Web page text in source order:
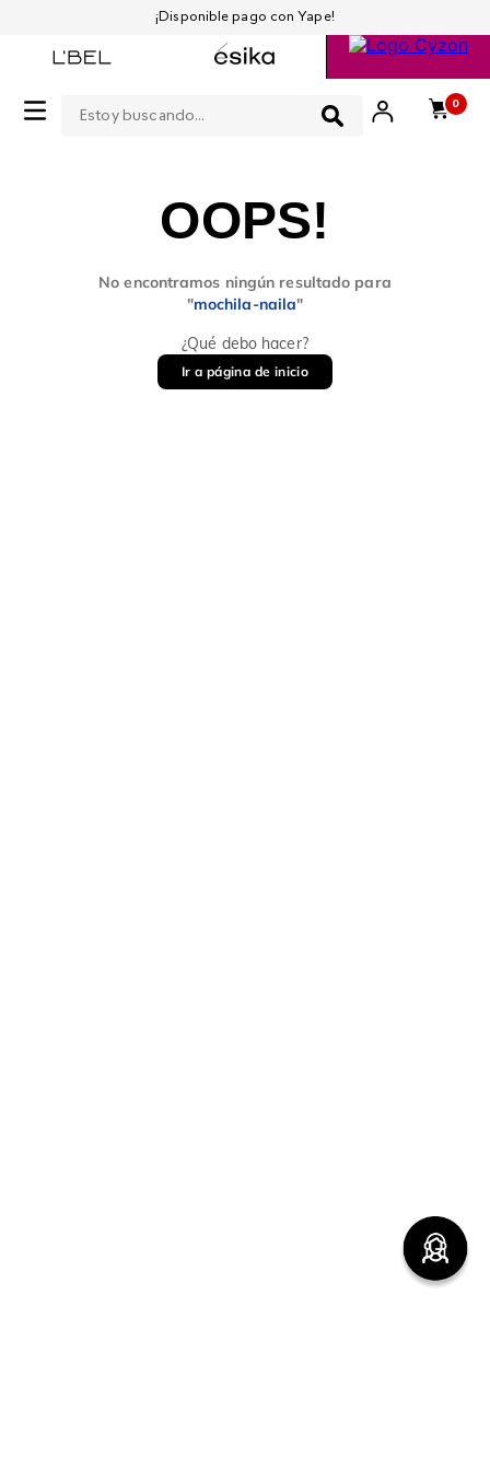
0
¡Disponible pago con Yape!
OOPS!
No encontramos ningún resultado para
"mochila-naila"
¿Qué debo hacer?
Ir a página de inicio